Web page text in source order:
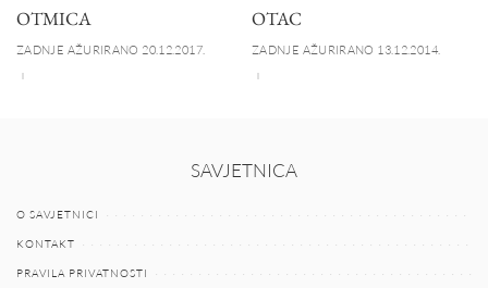
OTMICA
ZADNJE AŽURIRANO 20.12.2017.
OTAC
ZADNJE AŽURIRANO 13.12.2014.
SAVJETNICA
O SAVJETNICI
KONTAKT
PRAVILA PRIVATNOSTI